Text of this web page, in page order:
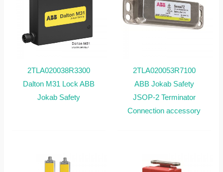
2TLA020038R3300
Dalton M31 Lock ABB
Jokab Safety
2TLA020053R7100
ABB Jokab Safety
JSOP-2 Terminator
Connection accessory